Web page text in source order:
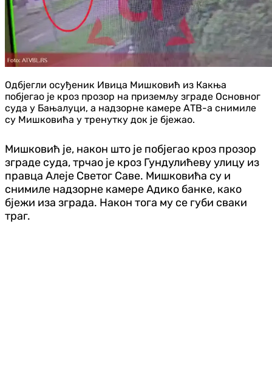
Одбјегли осуђеник Ивица Мишковић из Какња
побјегао је кроз прозор на приземљу зграде Основног
суда у Бањалуци, а надзорне камере АТВ-а снимиле
су Мишковића у тренутку док је бјежао.
Мишковић је, након што је побјегао кроз прозор
зграде суда, трчао је кроз Гундулићеву улицу из
правца Алеје Светог Саве. Мишковића су и
снимиле надзорне камере Адико банке, како
бјежи иза зграда. Након тога му се губи сваки
траг.